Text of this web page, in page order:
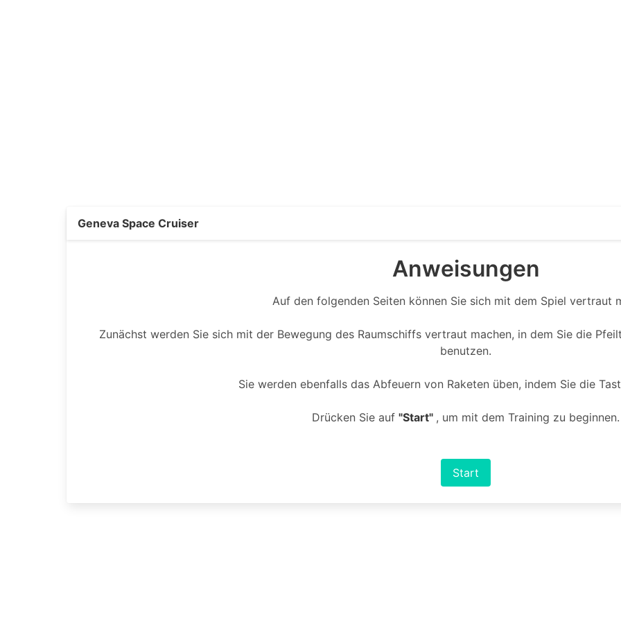
Geneva Space Cruiser
Anweisungen
Auf den folgenden Seiten können Sie sich mit dem Spiel vertraut
Zunächst werden Sie sich mit der Bewegung des Raumschiffs vertraut machen, in dem Sie die
benutzen.
Sie werden ebenfalls das Abfeuern von Raketen üben, indem Sie die
Drücken Sie auf "Start" , um mit dem Training zu beginnen.
Start